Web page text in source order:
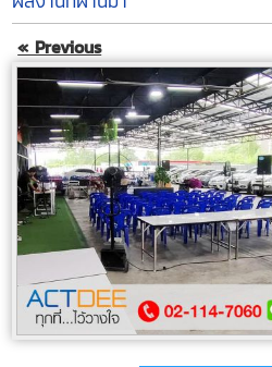
« Previous